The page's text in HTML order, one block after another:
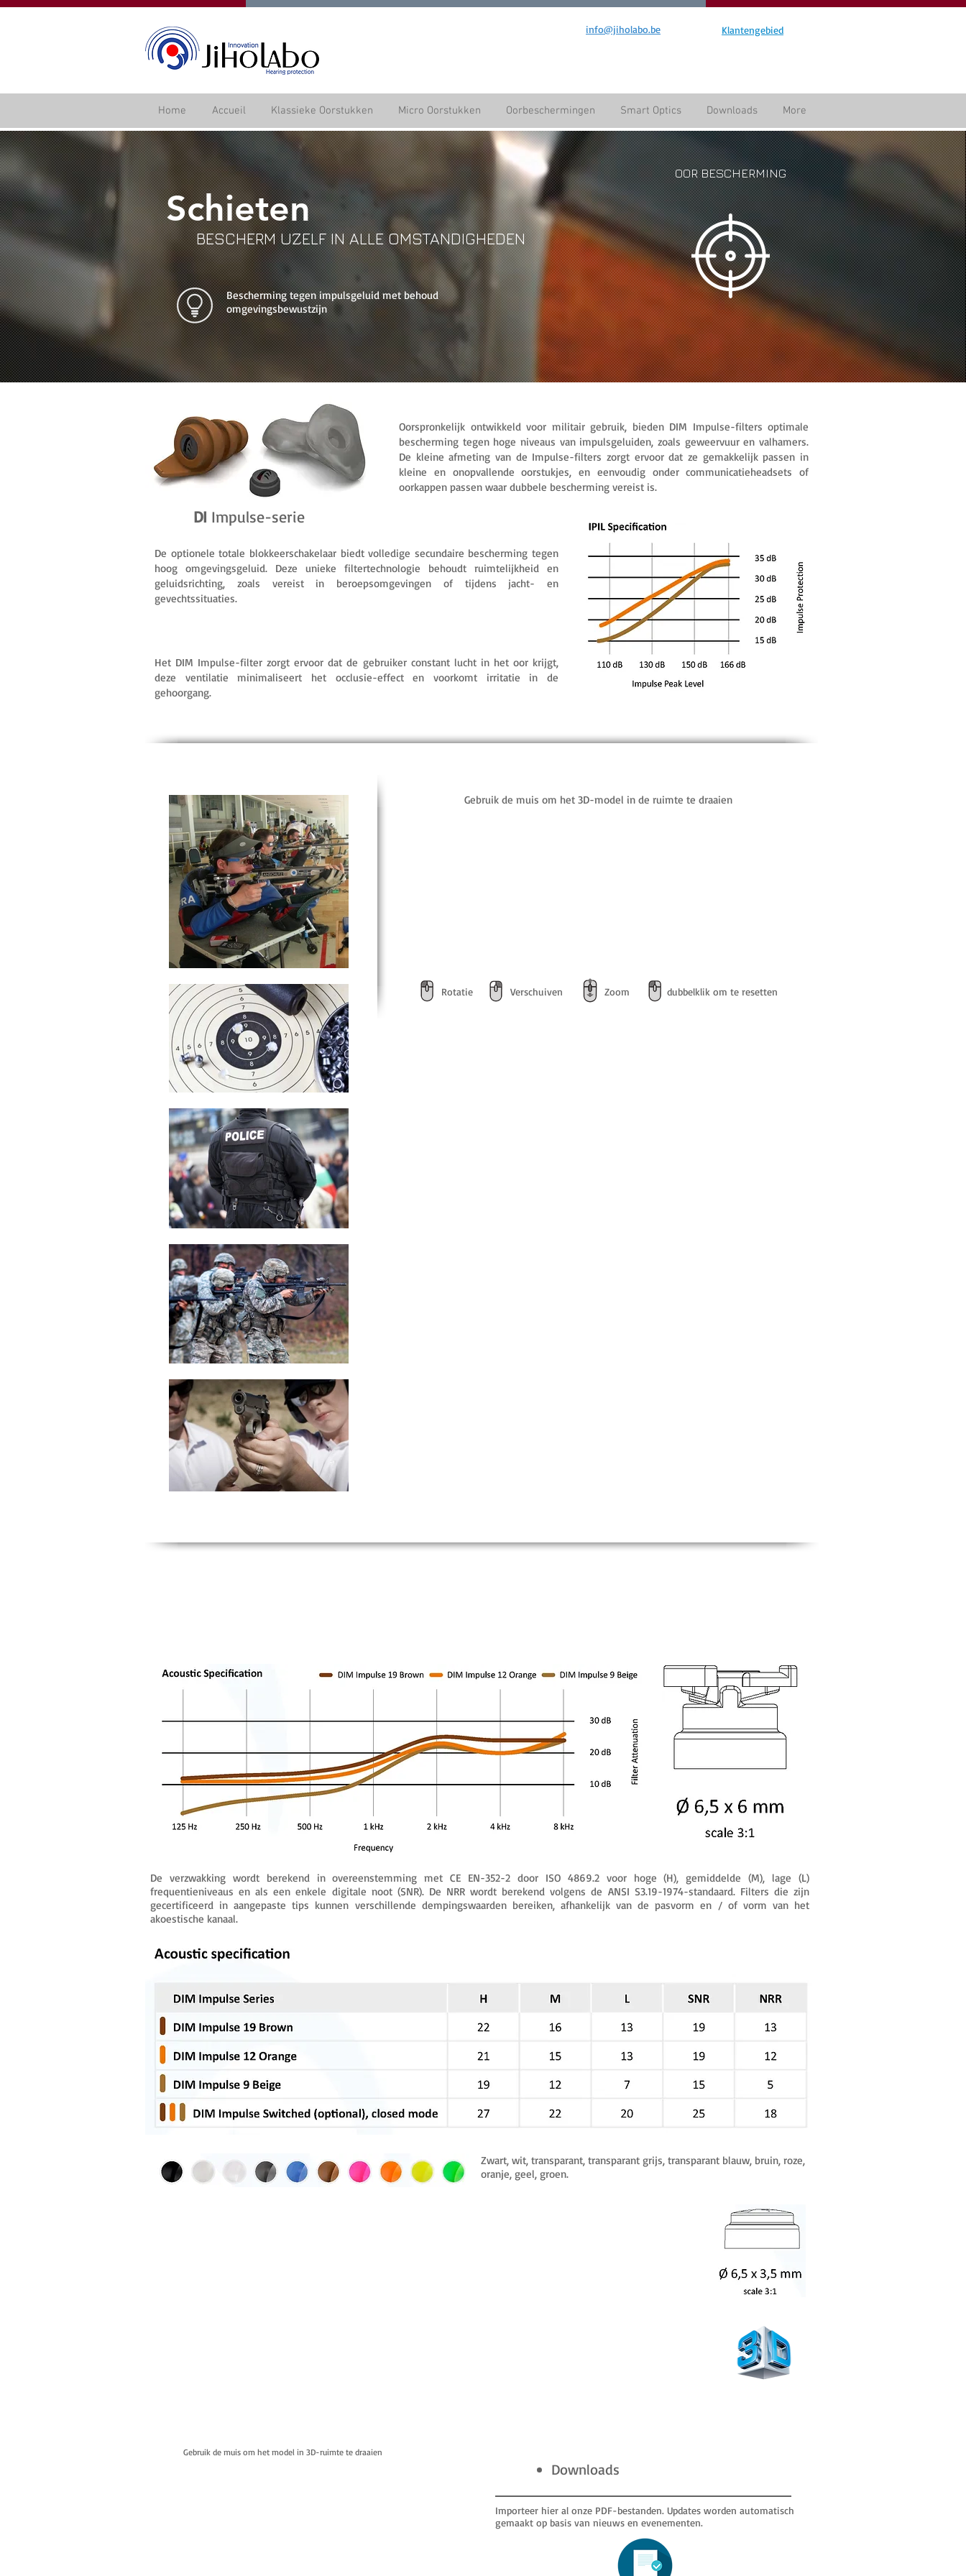
info@jiholabo.be Klantengebied
Home Accueil Klassieke Oorstukken Micro Oorstukken Oorbeschermingen Smart Optics Downloads More
OOR BESCHERMING
Bescherming tegen impulsgeluid met behoud
omgevingsbewustzijn
Schieten
BESCHERM UZELF IN ALLE OMSTANDIGHEDEN
DI Impulse-serie
Oorspronkelijk ontwikkeld voor militair gebruik, bieden DIM Impulse-filters optimale
bescherming tegen hoge niveaus van impulsgeluiden, zoals geweervuur en valhamers.
De kleine afmeting van de Impulse-filters zorgt ervoor dat ze gemakkelijk passen in
kleine en onopvallende oorstukjes, en eenvoudig onder communicatieheadsets of
oorkappen passen waar dubbele bescherming vereist is.
De optionele totale blokkeerschakelaar biedt volledige secundaire bescherming tegen
hoog omgevingsgeluid. Deze unieke filtertechnologie behoudt ruimtelijkheid en
geluidsrichting, zoals vereist in beroepsomgevingen of tijdens jacht- en
gevechtssituaties.
Het DIM Impulse-filter zorgt ervoor dat de gebruiker constant lucht in het oor krijgt,
deze ventilatie minimaliseert het occlusie-effect en voorkomt irritatie in de
gehoorgang.
Rotatie Verschuiven Zoom dubbelklik om te resetten
Gebruik de muis om het 3D-model in de ruimte te draaien
De verzwakking wordt berekend in overeenstemming met CE EN-352-2 door ISO 4869.2 voor hoge (H), gemiddelde (M), lage (L)
frequentieniveaus en als een enkele digitale noot (SNR). De NRR wordt berekend volgens de ANSI S3.19-1974-standaard. Filters die zijn
gecertificeerd in aangepaste tips kunnen verschillende dempingswaarden bereiken, afhankelijk van de pasvorm en / of vorm van het
akoestische kanaal.
Zwart, wit, transparant, transparant grijs, transparant blauw, bruin, roze,
oranje, geel, groen.
Gebruik de muis om het model in 3D-ruimte te draaien
Downloads
Importeer hier al onze PDF-bestanden. Updates worden automatisch
gemaakt op basis van nieuws en evenementen.